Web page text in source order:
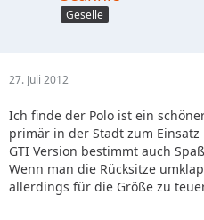
Geselle
27. Juli 2012
Ich finde der Polo ist ein
primär in der Stadt zum
GTI Version bestimmt auch
Wenn man die Rücksitze
allerdings für die Größe zu